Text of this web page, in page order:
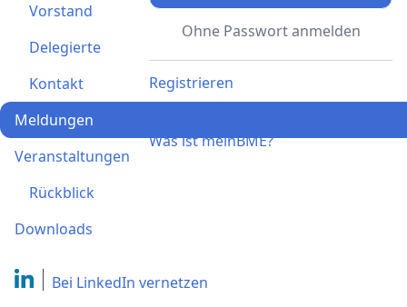
Ohne Passwort anmelden
Registrieren
Was ist meinBME?
Vorstand
Delegierte
Kontakt
Meldungen
Veranstaltungen
Rückblick
Downloads
Bei LinkedIn vernetzen